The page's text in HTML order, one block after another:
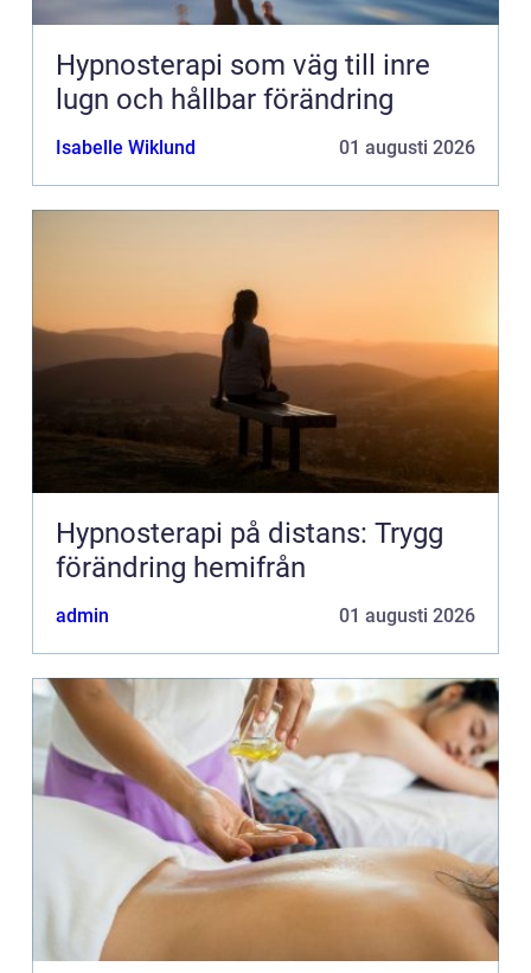
Hypnosterapi som väg till inre
lugn och hållbar förändring
Isabelle Wiklund 01 augusti 2026
Hypnosterapi på distans: Trygg
förändring hemifrån
admin 01 augusti 2026